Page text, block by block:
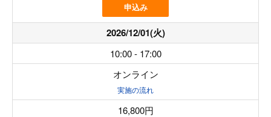
申込み
2026/12/01(火)
10:00 - 17:00
オンライン
実施の流れ
16,800円